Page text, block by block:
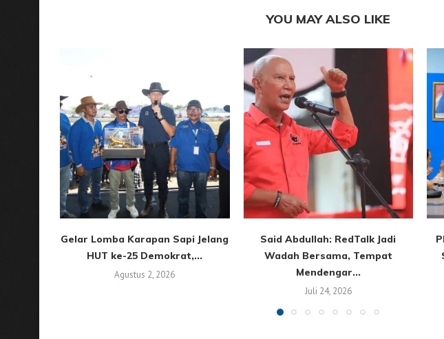
YOU MAY ALSO LIKE
Gelar Lomba Karapan Sapi Jelang
HUT ke-25 Demokrat,...
Agustus 2, 2026
Said Abdullah: RedTalk Jadi
Wadah Bersama, Tempat
Mendengar...
Juli 24, 2026